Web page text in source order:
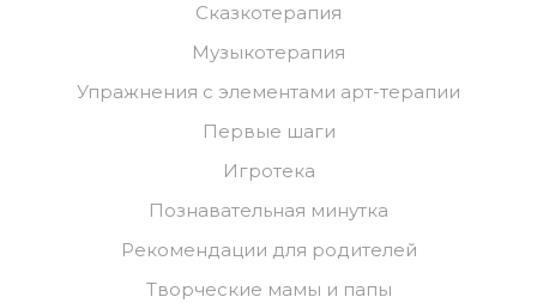
Сказкотерапия
Музыкотерапия
Упражнения с элементами арт-терапии
Первые шаги
Игротека
Познавательная минутка
Рекомендации для родителей
Творческие мамы и папы